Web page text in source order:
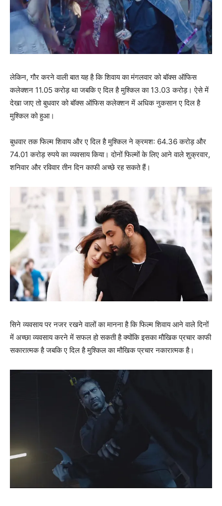
लेकिन, गौर करने वाली बात यह है कि शिवाय का मंगलवार को बॉक्‍स ऑफिस
कलेक्‍शन 11.05 करोड़ था जबकि ए दिल है मुश्‍किल का 13.03 करोड़। ऐसे में
देखा जाए तो बुधवार को बॉक्‍स ऑफिस कलेक्‍शन में अधिक नुकसान ए दिल है
मुश्‍किल को हुआ।
बुधवार तक फिल्‍म शिवाय और ए दिल है मुश्‍किल ने क्रमश: 64.36 करोड़ और
74.01 करोड़ रुपये का व्‍यवसाय किया। दोनों फिल्‍मों के लिए आने वाले शुक्रवार,
शनिवार और रविवार तीन दिन काफी अच्‍छे रह सकते हैं।
सिने व्‍यवसाय पर नजर रखने वालों का मानना है कि फिल्‍म शिवाय आने वाले दिनों
में अच्‍छा व्‍यवसाय करने में सफल हो सकती है क्‍योंकि इसका मौखिक प्रचार काफी
सकारात्‍मक है जबकि ए दिल है मुश्‍किल का मौखिक प्रचार नकारात्‍मक है।